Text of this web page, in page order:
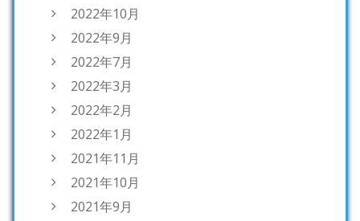
2022年10月
2022年9月
2022年7月
2022年3月
2022年2月
2022年1月
2021年11月
2021年10月
2021年9月